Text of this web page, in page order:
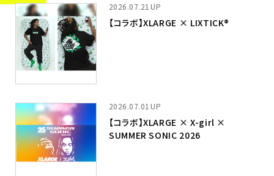
2026.07.21
【コラボ】XLARGE × LIXTICK®
2026.07.01
【コラボ】XLARGE × X-girl ×
SUMMER SONIC 2026